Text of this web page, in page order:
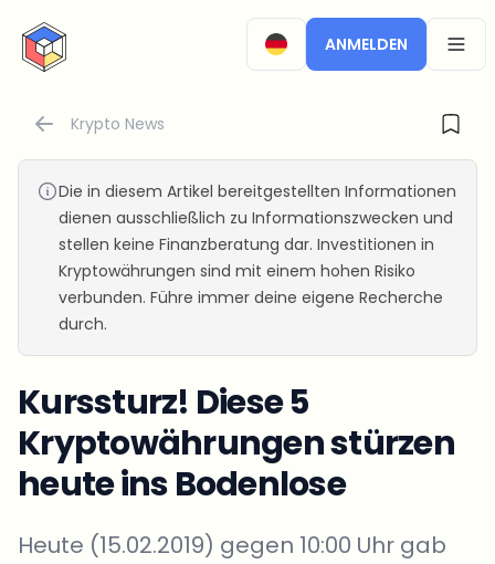
CryptoTicker
ANMELDEN
Krypto News
Die in diesem Artikel bereitgestellten Informationen
dienen ausschließlich zu Informationszwecken und
stellen keine Finanzberatung dar. Investitionen in
Kryptowährungen sind mit einem hohen Risiko
verbunden. Führe immer deine eigene Recherche
durch.
Kurssturz! Diese 5
Kryptowährungen stürzen
heute ins Bodenlose
Heute (15.02.2019) gegen 10:00 Uhr gab